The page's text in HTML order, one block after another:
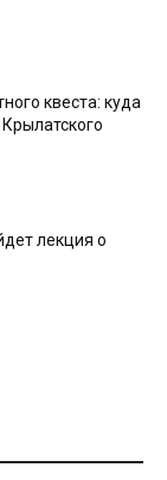
квеста: куда
лекция о